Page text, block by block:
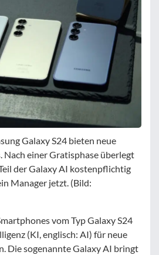
Galaxy S24 bieten neue
Nach einer Gratisphase überlegt
der Galaxy AI kostenpflichtig
Manager jetzt. (Bild:
vom Typ Galaxy S24
(KI, englisch: AI) für neue
Die sogenannte Galaxy AI bringt